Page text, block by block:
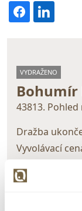
VYDRAŽENO
Bohumír
43813.
Dražba
Vyvolávací